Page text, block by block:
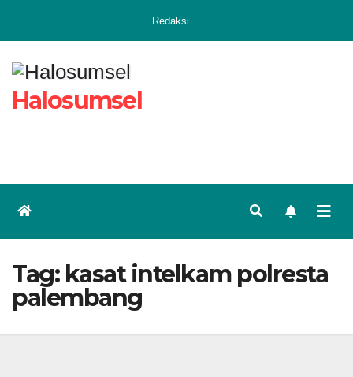
Redaksi
Halosumsel
Tag: kasat intelkam polresta
palembang